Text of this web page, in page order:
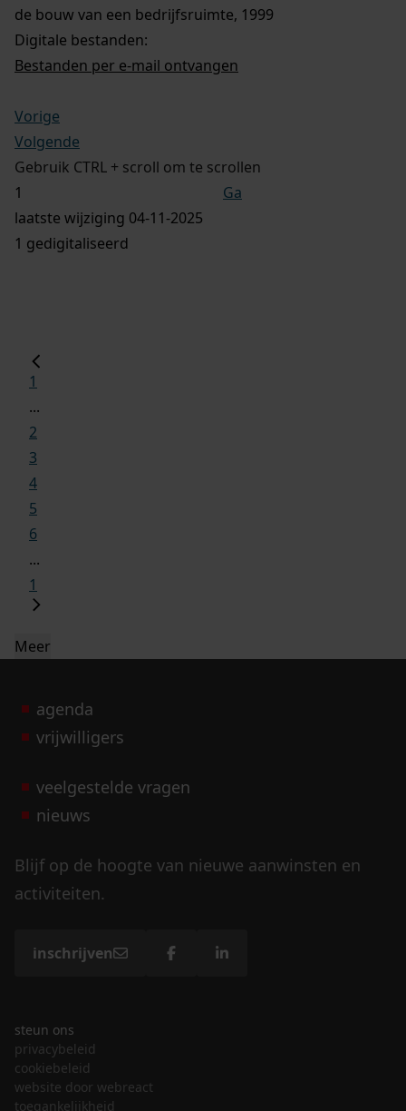
de bouw van een bedrijfsruimte, 1999
Digitale bestanden:
Bestanden per e-mail ontvangen
Vorige
Volgende
Gebruik CTRL + scroll om te scrollen
Ga
laatste wijziging 04-11-2025
1 gedigitaliseerd
1
...
2
3
4
5
6
...
1
Meer
agenda
vrijwilligers
veelgestelde vragen
nieuws
Blijf op de hoogte van nieuwe aanwinsten en
activiteiten.
inschrijven
steun ons
privacybeleid
cookiebeleid
website door webreact
toegankelijkheid